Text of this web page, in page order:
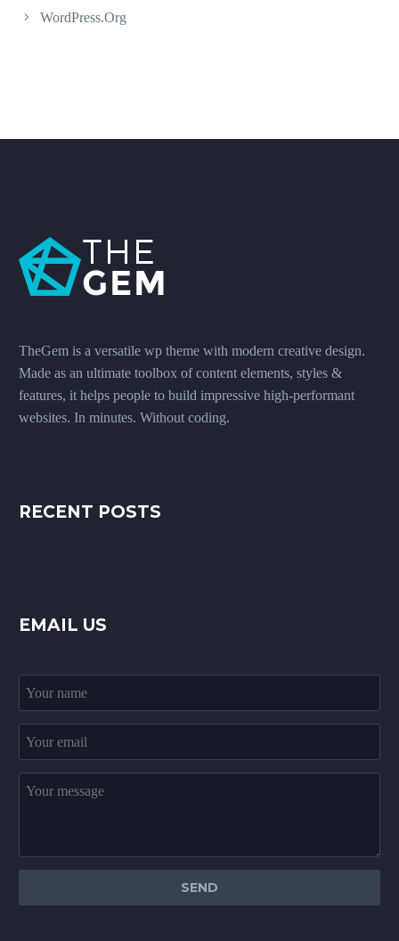
WordPress.org
TheGem is a versatile wp theme with modern creative design.
Made as an ultimate toolbox of content elements, styles &
features, it helps people to build impressive high-performant
websites. In minutes. Without coding.
RECENT POSTS
EMAIL US